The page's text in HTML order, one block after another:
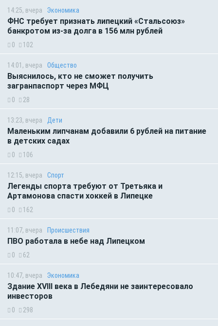
14:25, вчера Экономика
ФНС требует признать липецкий «Стальсоюз»
банкротом из-за долга в 156 млн рублей
0 102
14:01, вчера Общество
Выяснилось, кто не сможет получить
загранпаспорт через МФЦ
0 28
13:23, вчера Дети
Маленьким липчанам добавили 6 рублей на питание
в детских садах
0 106
12:15, вчера Спорт
Легенды спорта требуют от Третьяка и
Артамонова спасти хоккей в Липецке
0 162
11:07, вчера Происшествия
ПВО работала в небе над Липецком
0 62
10:47, вчера Экономика
Здание XVIII века в Лебедяни не заинтересовало
инвесторов
0 298